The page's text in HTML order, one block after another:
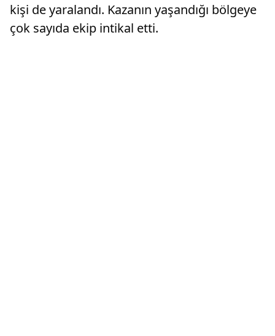
kişi de yaralandı. Kazanın yaşandığı bölgeye
çok sayıda ekip intikal etti.